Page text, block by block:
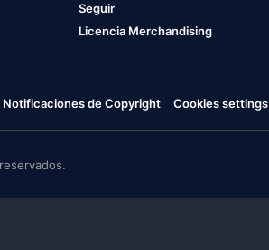
Seguir
Licencia Merchandising
Notificaciones de Copyright Cookies settings